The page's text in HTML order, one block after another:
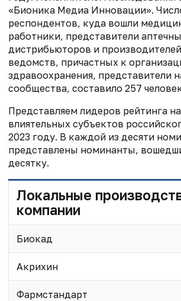
«Бионика Медиа Инновации».
респондентов, куда вошли
работники, представители
дистрибьюторов и
ведомств, причастных к
здравоохранения, представители
сообщества, составило 257
Представляем лидеров рейтинга
влиятельных субъектов
2023 году. В каждой из десяти
представлены номинанты,
десятку.
Локальные
компании
Биокад
Акрихин
Фармстандарт